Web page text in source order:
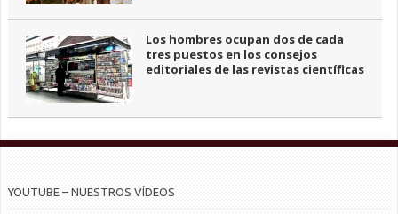
Los hombres ocupan dos de cada
tres puestos en los consejos
editoriales de las revistas científicas
YOUTUBE – NUESTROS VÍDEOS